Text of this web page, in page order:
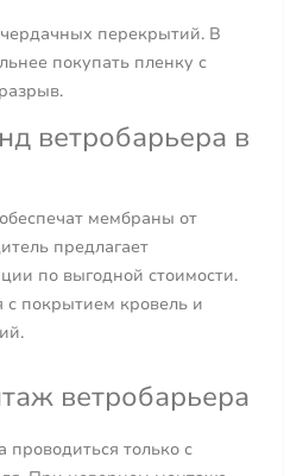
перекрытий. В
покупать пленку с
ветробарьера в
мембраны от
предлагает
по выгодной стоимости.
с покрытием кровель и
ветробарьера
проводиться только с